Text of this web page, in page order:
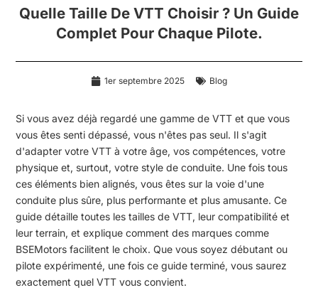
Quelle Taille De VTT Choisir ? Un Guide
Complet Pour Chaque Pilote.
1er septembre 2025 Blog
Si vous avez déjà regardé une gamme de VTT et que vous
vous êtes senti dépassé, vous n'êtes pas seul. Il s'agit
d'adapter votre VTT à votre âge, vos compétences, votre
physique et, surtout, votre style de conduite. Une fois tous
ces éléments bien alignés, vous êtes sur la voie d'une
conduite plus sûre, plus performante et plus amusante. Ce
guide détaille toutes les tailles de VTT, leur compatibilité et
leur terrain, et explique comment des marques comme
BSEMotors facilitent le choix. Que vous soyez débutant ou
pilote expérimenté, une fois ce guide terminé, vous saurez
exactement quel VTT vous convient.